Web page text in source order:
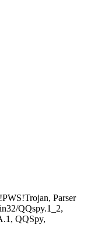
Parser
QQspy.1_2,
QQSpy,